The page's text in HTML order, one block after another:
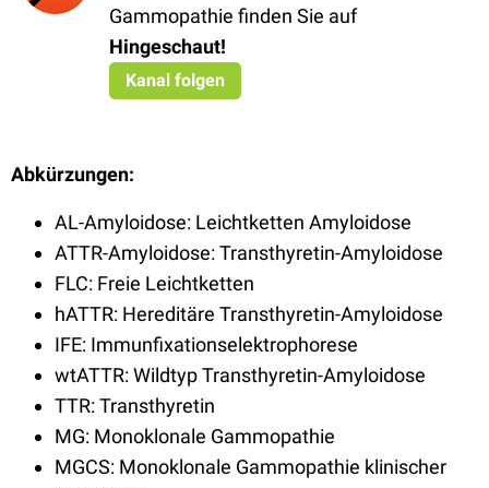
Gammopathie finden Sie auf
Hingeschaut!
Kanal folgen
Abkürzungen:
AL-Amyloidose: Leichtketten Amyloidose
ATTR-Amyloidose: Transthyretin-Amyloidose
FLC: Freie Leichtketten
hATTR: Hereditäre Transthyretin-Amyloidose
IFE: Immunfixationselektrophorese
wtATTR: Wildtyp Transthyretin-Amyloidose
TTR: Transthyretin
MG: Monoklonale Gammopathie
MGCS: Monoklonale Gammopathie klinischer